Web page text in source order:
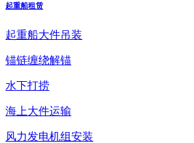
起重船租赁
起重船大件吊装
锚链缠绕解锚
水下打捞
海上大件运输
风力发电机组安装